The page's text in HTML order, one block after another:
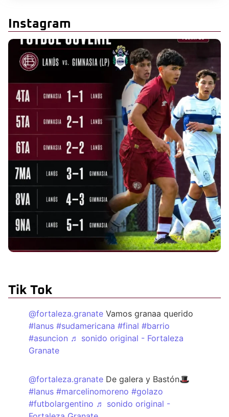
Instagram
Tik Tok
@fortaleza.granate Vamos granaa querido
#lanus #sudamericana #final #barrio
#asuncion ♬ sonido original - Fortaleza
Granate
@fortaleza.granate De galera y Bastón🎩
#lanus #marcelinomoreno #golazo
#futbolargentino ♬ sonido original -